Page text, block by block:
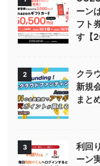
ーン
フト
す【
2
クラ
新規
まと
3
利回
ーン